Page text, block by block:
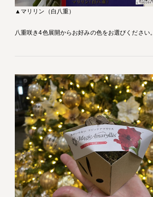
▲マリリン（白八重）
八重咲き4色展開からお好みの色をお選びください。